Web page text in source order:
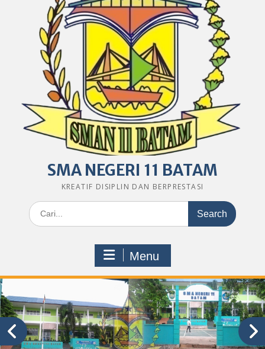
SMA NEGERI 11 BATAM
KREATIF DISIPLIN DAN BERPRESTASI
Search
for:
Menu